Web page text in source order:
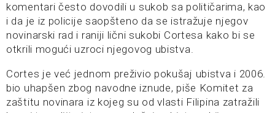
komentari često dovodili u sukob sa političarima, kao
i da je iz policije saopšteno da se istražuje njegov
novinarski rad i raniji lični sukobi Cortesa kako bi se
otkrili mogući uzroci njegovog ubistva.
Cortes je već jednom preživio pokušaj ubistva i 2006.
bio uhapšen zbog navodne iznude, piše Komitet za
zaštitu novinara iz kojeg su od vlasti Filipina zatražili